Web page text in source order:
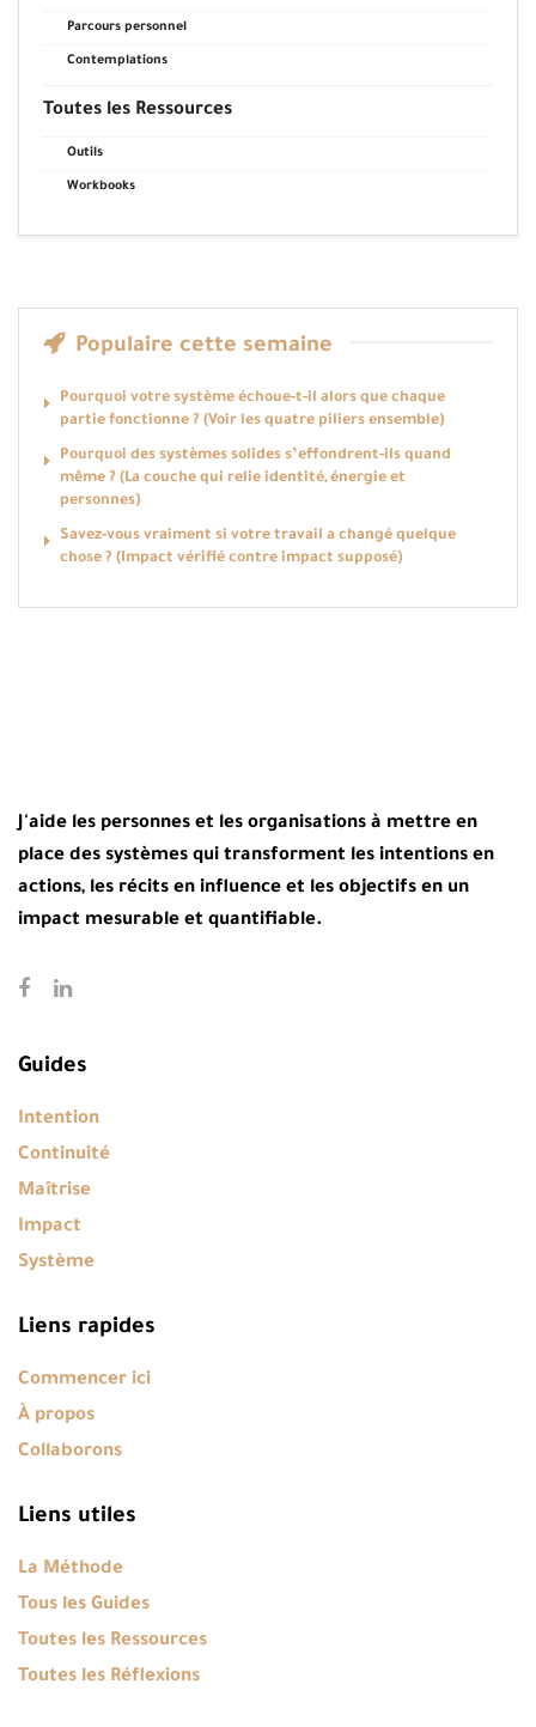
Parcours personnel
Contemplations
Toutes les Ressources
Outils
Workbooks
Populaire cette semaine
Pourquoi votre système échoue-t-il alors que chaque
partie fonctionne ? (Voir les quatre piliers ensemble)
Pourquoi des systèmes solides s’effondrent-ils quand
même ? (La couche qui relie identité, énergie et
personnes)
Savez-vous vraiment si votre travail a changé quelque
chose ? (Impact vérifié contre impact supposé)
J'aide les personnes et les organisations à mettre en
place des systèmes qui transforment les intentions en
actions, les récits en influence et les objectifs en un
impact mesurable et quantifiable.
Guides
Intention
Continuité
Maîtrise
Impact
Système
Liens rapides
Commencer ici
À propos
Collaborons
Liens utiles
La Méthode
Tous les Guides
Toutes les Ressources
Toutes les Réflexions